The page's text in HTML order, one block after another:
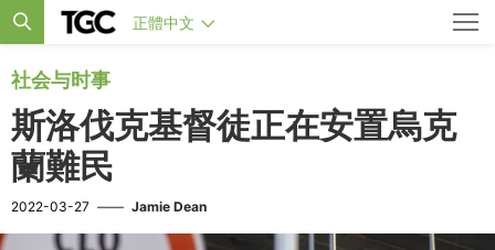
正體中文
社会与时事
斯洛伐克基督徒正在安置烏克
蘭難民
2022-03-27 —— Jamie Dean